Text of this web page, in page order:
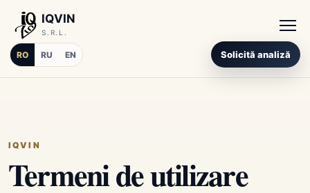
IQVIN
S.R.L.
RO RU EN Solicită analiză
IQVIN
Termeni de utilizare